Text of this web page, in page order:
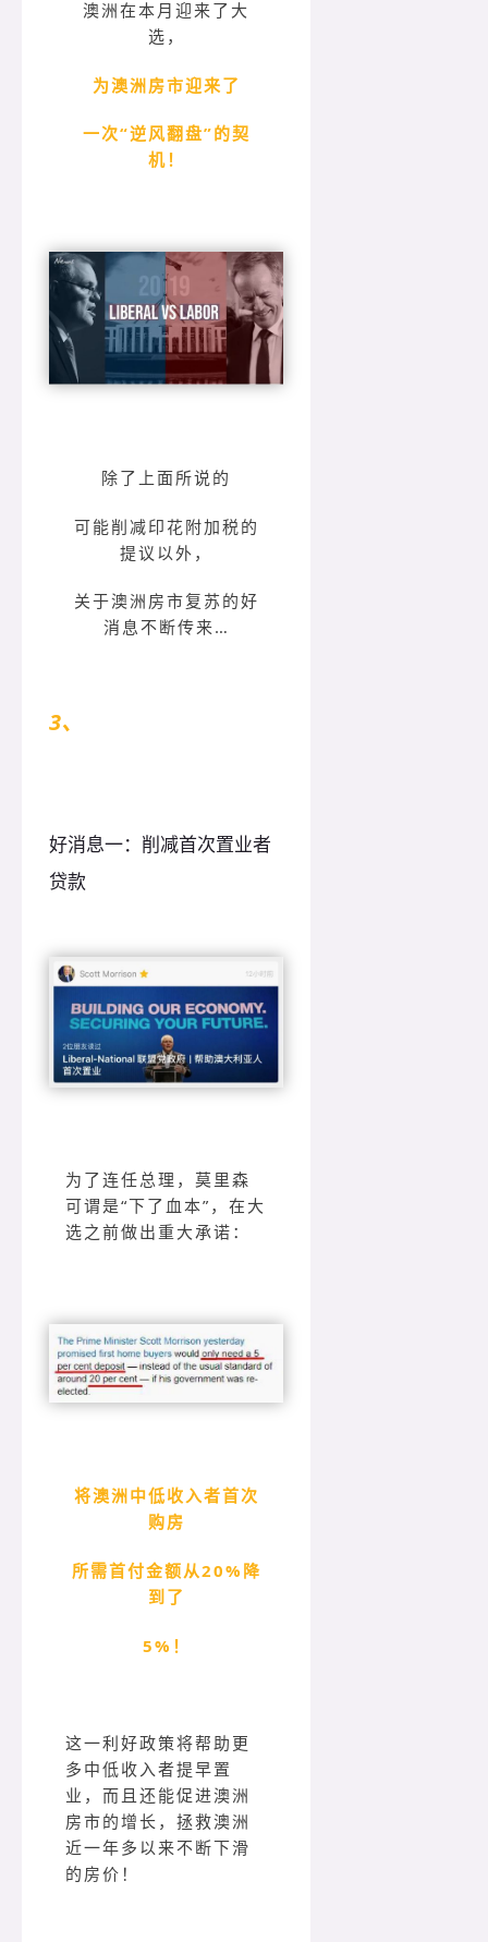
澳洲在本月迎来了大
选，
为澳洲房市迎来了
一次“逆风翻盘”的契
机！
除了上面所说的
可能削减印花附加税的
提议以外，
关于澳洲房市复苏的好
消息不断传来…
3、
好消息一：削减首次置业者
贷款
为了连任总理，莫里森
可谓是“下了血本”，在大
选之前做出重大承诺：
将澳洲中低收入者首次
购房
所需首付金额从20%降
到了
5%！
这一利好政策将帮助更
多中低收入者提早置
业，而且还能促进澳洲
房市的增长，拯救澳洲
近一年多以来不断下滑
的房价！